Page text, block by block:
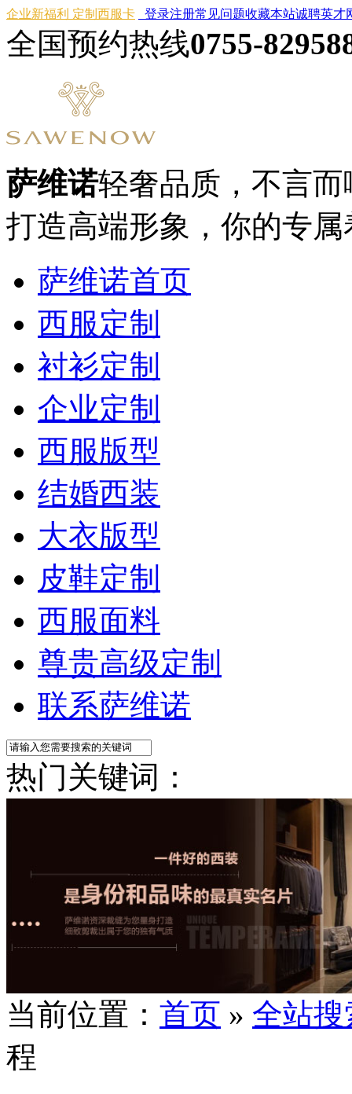
企业新福利 定制西服卡 登录注册常见问题收藏本站诚聘英才
全国预约热线0755-
萨维诺轻奢品质，不言而
打造高端形象，你的专
萨维诺首页
西服定制
衬衫定制
企业定制
西服版型
结婚西装
大衣版型
皮鞋定制
西服面料
尊贵高级定制
联系萨维诺
热门关键词：
当前位置： 首页 » 全站搜
程